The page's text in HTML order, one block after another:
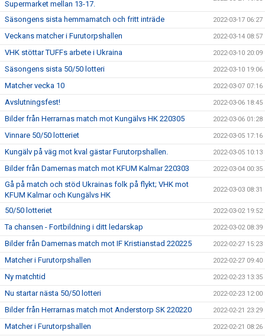
Supermarket mellan 13-17.
Säsongens sista hemmamatch och fritt inträde 2022-03-17 06:27
Veckans matcher i Furutorpshallen 2022-03-14 08:57
VHK stöttar TUFFs arbete i Ukraina 2022-03-10 20:09
Säsongens sista 50/50 lotteri 2022-03-10 19:06
Matcher vecka 10 2022-03-07 07:16
Avslutningsfest! 2022-03-06 18:45
Bilder från Herrarnas match mot Kungälvs HK 220305 2022-03-06 01:28
Vinnare 50/50 lotteriet 2022-03-05 17:16
Kungälv på väg mot kval gästar Furutorpshallen. 2022-03-05 10:13
Bilder från Damernas match mot KFUM Kalmar 220303 2022-03-04 00:35
Gå på match och stöd Ukrainas folk på flykt; VHK mot
KFUM Kalmar och Kungälvs HK
2022-03-03 08:31
50/50 lotteriet 2022-03-02 19:52
Ta chansen - Fortbildning i ditt ledarskap 2022-03-02 08:39
Bilder från Damernas match mot IF Kristianstad 220225 2022-02-27 15:23
Matcher i Furutorpshallen 2022-02-27 09:40
Ny matchtid 2022-02-23 13:35
Nu startar nästa 50/50 lotteri 2022-02-23 12:00
Bilder från Herrarnas match mot Anderstorp SK 220220 2022-02-21 23:29
Matcher i Furutorpshallen 2022-02-21 08:26